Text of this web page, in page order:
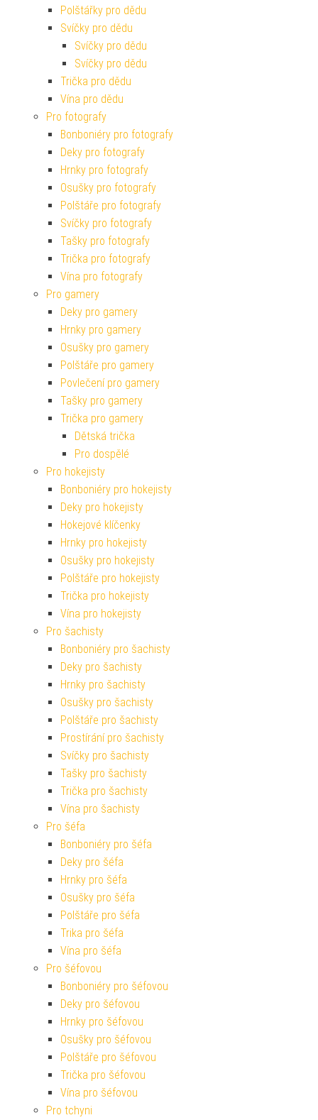
Polštářky pro dědu
Svíčky pro dědu
Svíčky pro dědu
Svíčky pro dědu
Trička pro dědu
Vína pro dědu
Pro fotografy
Bonboniéry pro fotografy
Deky pro fotografy
Hrnky pro fotografy
Osušky pro fotografy
Polštáře pro fotografy
Svíčky pro fotografy
Tašky pro fotografy
Trička pro fotografy
Vína pro fotografy
Pro gamery
Deky pro gamery
Hrnky pro gamery
Osušky pro gamery
Polštáře pro gamery
Povlečení pro gamery
Tašky pro gamery
Trička pro gamery
Dětská trička
Pro dospělé
Pro hokejisty
Bonboniéry pro hokejisty
Deky pro hokejisty
Hokejové klíčenky
Hrnky pro hokejisty
Osušky pro hokejisty
Polštáře pro hokejisty
Trička pro hokejisty
Vína pro hokejisty
Pro šachisty
Bonboniéry pro šachisty
Deky pro šachisty
Hrnky pro šachisty
Osušky pro šachisty
Polštáře pro šachisty
Prostírání pro šachisty
Svíčky pro šachisty
Tašky pro šachisty
Trička pro šachisty
Vína pro šachisty
Pro šéfa
Bonboniéry pro šéfa
Deky pro šéfa
Hrnky pro šéfa
Osušky pro šéfa
Polštáře pro šéfa
Trika pro šéfa
Vína pro šéfa
Pro šéfovou
Bonboniéry pro šéfovou
Deky pro šéfovou
Hrnky pro šéfovou
Osušky pro šéfovou
Polštáře pro šéfovou
Trička pro šéfovou
Vína pro šéfovou
Pro tchyni